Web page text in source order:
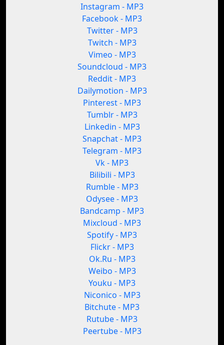
Instagram - MP3
Facebook - MP3
Twitter - MP3
Twitch - MP3
Vimeo - MP3
Soundcloud - MP3
Reddit - MP3
Dailymotion - MP3
Pinterest - MP3
Tumblr - MP3
Linkedin - MP3
Snapchat - MP3
Telegram - MP3
Vk - MP3
Bilibili - MP3
Rumble - MP3
Odysee - MP3
Bandcamp - MP3
Mixcloud - MP3
Spotify - MP3
Flickr - MP3
Ok.Ru - MP3
Weibo - MP3
Youku - MP3
Niconico - MP3
Bitchute - MP3
Rutube - MP3
Peertube - MP3